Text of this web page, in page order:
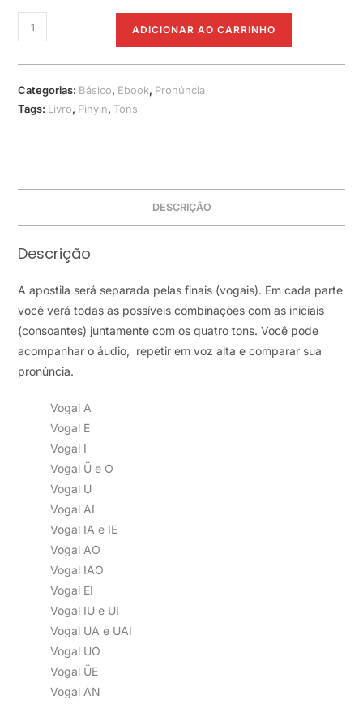
Guia
de
pronúncia
quantidade
ADICIONAR AO CARRINHO
Categorias: Básico, Ebook, Pronúncia
Tags: Livro, Pinyin, Tons
DESCRIÇÃO
Descrição
A apostila será separada pelas finais (vogais). Em cada parte
você verá todas as possíveis combinações com as iniciais
(consoantes) juntamente com os quatro tons. Você pode
acompanhar o áudio, repetir em voz alta e comparar sua
pronúncia.
Vogal A
Vogal E
Vogal I
Vogal Ü e O
Vogal U
Vogal AI
Vogal IA e IE
Vogal AO
Vogal IAO
Vogal EI
Vogal IU e UI
Vogal UA e UAI
Vogal UO
Vogal ÜE
Vogal AN